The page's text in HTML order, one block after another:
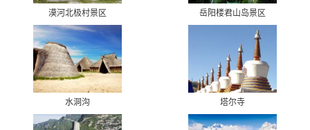
漠河北极村景区 岳阳楼君山岛景区
水洞沟 塔尔寺